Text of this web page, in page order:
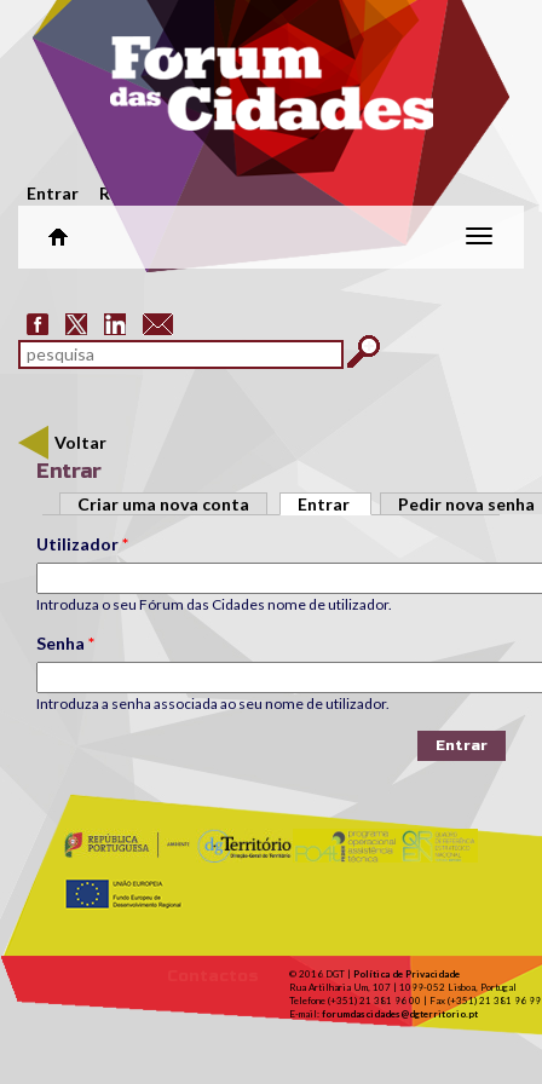
Passar para o conteúdo principal
Menu secundário
Entrar Registar
Alterar
Formulário de pesquisa
pesquisar
Voltar
Entrar
Separadores primários
Criar uma nova conta Entrar (separador ativo)
Pedir nova senha
Utilizador*
Introduza o seu Fórum das Cidades nome de utilizador.
Senha *
Introduza a senha associada ao seu nome de utilizador.
© 2016 DGT | Política de Privacidade
Rua Artilharia Um, 107 | 1099-052 Lisboa, Portugal
Telefone (+351) 21 381 96 00 | Fax (+351) 21 381 96 99
E-mail: forumdascidades@dgterritorio.pt